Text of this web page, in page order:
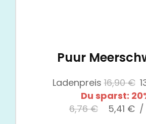
Puur
Ladenpreis 16,90€
Du sparst:
6,76€ 5,41 € /